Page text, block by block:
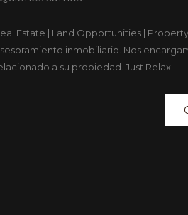
Estate | Land Opportunities |
inmobiliario. Nos
a su propiedad. Just Relax.